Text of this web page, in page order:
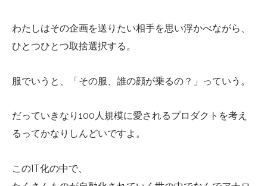
わたしはその企画を送りたい相手を思い浮かべながら、
ひとつひとつ取捨選択する。
服でいうと、「その服、誰の顔が乗るの？」っていう。
だっていきなり100人規模に愛されるプロダクトを考え
るってかなりしんどいですよ。
このIT化の中で、